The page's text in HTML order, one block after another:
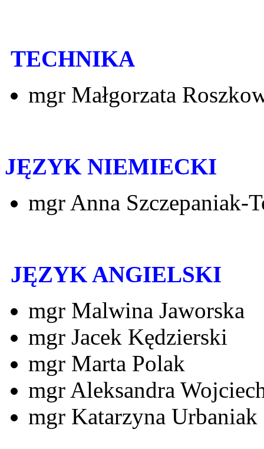
TECHNIKA
mgr Małgorzata
JĘZYK NIEMIECKI
mgr Anna Szczepaniak-
JĘZYK ANGIELSKI
mgr Malwina Jaworska
mgr Jacek Kędzierski
mgr Marta Polak
mgr Aleksandra
mgr Katarzyna Urbaniak